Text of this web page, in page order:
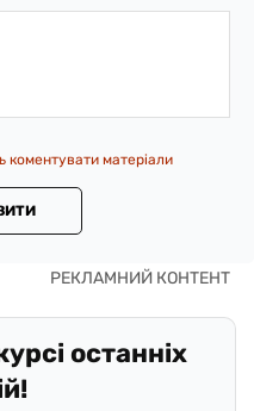
коментувати матеріали
останніх